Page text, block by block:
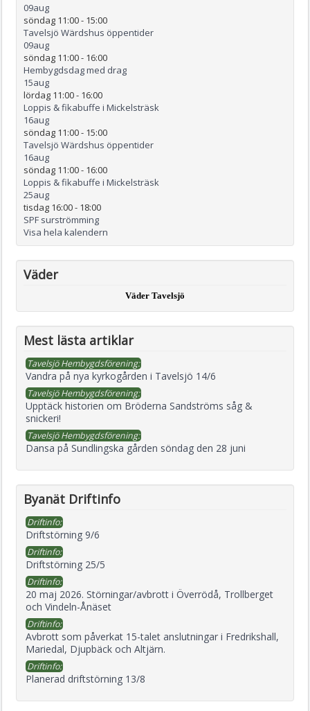
09aug
söndag 11:00- 15:00
Tavelsjö Wärdshus öppentider
09aug
söndag 11:00- 16:00
Hembygdsdag med drag
15aug
lördag 11:00- 16:00
Loppis & fikabuffe i Mickelsträsk
16aug
söndag 11:00- 15:00
Tavelsjö Wärdshus öppentider
16aug
söndag 11:00- 16:00
Loppis & fikabuffe i Mickelsträsk
25aug
tisdag 16:00- 18:00
SPF surströmming
Visa hela kalendern
Väder
Väder Tavelsjö
Mest lästa artiklar
Tavelsjö Hembygdsförening:
Vandra på nya kyrkogården i Tavelsjö 14/6
Tavelsjö Hembygdsförening:
Upptäck historien om Bröderna Sandströms såg &
snickeri!
Tavelsjö Hembygdsförening:
Dansa på Sundlingska gården söndag den 28 juni
Byanät Driftinfo
Driftinfo:
Driftstörning 9/6
Driftinfo:
Driftstörning 25/5
Driftinfo:
20 maj 2026. Störningar/avbrott i Överrödå, Trollberget
och Vindeln-Ånäset
Driftinfo:
Avbrott som påverkat 15-talet anslutningar i Fredrikshall,
Mariedal, Djupbäck och Altjärn.
Driftinfo:
Planerad driftstörning 13/8